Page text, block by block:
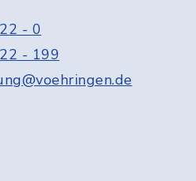
- 0
- 199